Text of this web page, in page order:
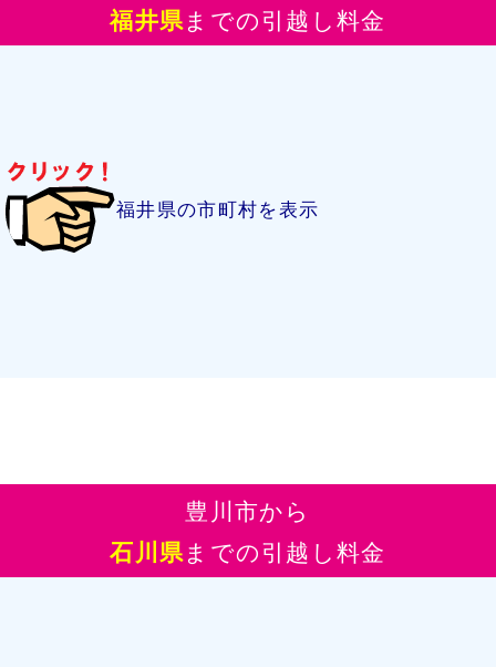
福井県までの引越し料金
福井県の市町村を表示
豊川市から
石川県までの引越し料金